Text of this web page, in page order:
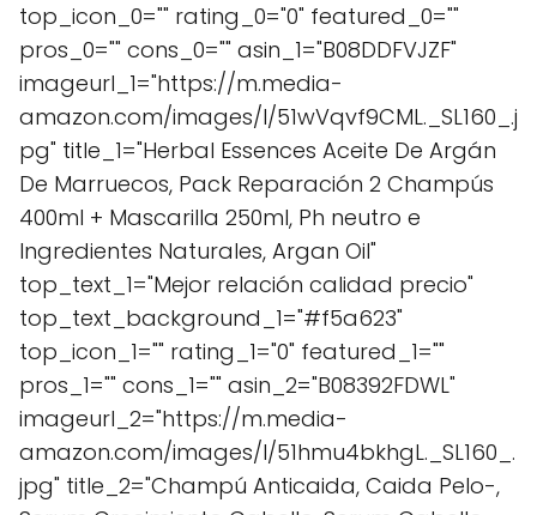
top_icon_0="" rating_0="0" featured_0=""
pros_0="" cons_0="" asin_1="B08DDFVJZF"
imageurl_1="https://m.media-
amazon.com/images/I/51wVqvf9CML._SL160_.j
pg" title_1="Herbal Essences Aceite De Argán
De Marruecos, Pack Reparación 2 Champús
400ml + Mascarilla 250ml, Ph neutro e
Ingredientes Naturales, Argan Oil"
top_text_1="Mejor relación calidad precio"
top_text_background_1="#f5a623"
top_icon_1="" rating_1="0" featured_1=""
pros_1="" cons_1="" asin_2="B08392FDWL"
imageurl_2="https://m.media-
amazon.com/images/I/51hmu4bkhgL._SL160_.
jpg" title_2="Champú Anticaida, Caida Pelo-,